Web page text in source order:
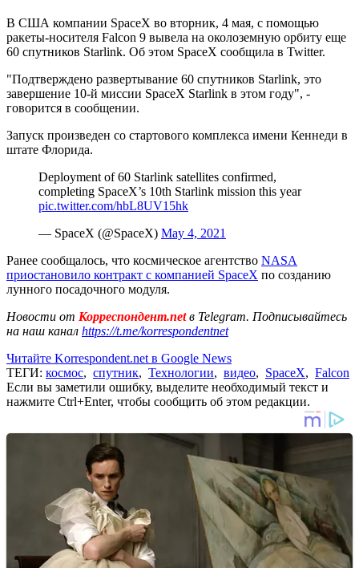
В США компании SpaceX во вторник, 4 мая, с помощью
ракеты-носителя Falcon 9 вывела на околоземную орбиту еще
60 спутников Starlink. Об этом SpaceX сообщила в Twitter.
"Подтверждено развертывание 60 спутников Starlink, это
завершение 10-й миссии SpaceX Starlink в этом году", -
говорится в сообщении.
Запуск произведен со стартового комплекса имени Кеннеди в
штате Флорида.
Deployment of 60 Starlink satellites confirmed,
completing SpaceX’s 10th Starlink mission this year
pic.twitter.com/hbL8UV15hk
— SpaceX (@SpaceX) May 4, 2021
Ранее сообщалось, что космическое агентство NASA
приостановило контракт с компанией SpaceX по созданию
лунного посадочного модуля.
Новости от Корреспондент.netв Telegram. Подписывайтесь
на наш канал https://t.me/korrespondentnet
Читайте Korrespondent.net в Google News
ТЕГИ: космос, спутник, Технологии, видео, SpaceX, Falcon
Если вы заметили ошибку, выделите необходимый текст и
нажмите Ctrl+Enter, чтобы сообщить об этом редакции.